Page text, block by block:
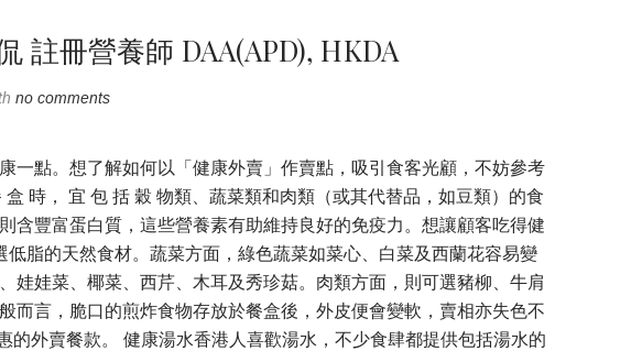
註冊營養師 DAA(APD), HKDA
no comments
一點。想了解如何以「健康外賣」作賣點，吸引食客光顧，不妨參考
時， 宜 包 括 穀 物類、蔬菜類和肉類（或其代替品，如豆類）的食
含豐富蛋白質，這些營養素有助維持良好的免疫力。想讓顧客吃得健
脂的天然食材。蔬菜方面，綠色蔬菜如菜心、白菜及西蘭花容易變
娃菜、椰菜、西芹、木耳及秀珍菇。肉類方面，則可選豬柳、牛肩
而言，脆口的煎炸食物存放於餐盒後，外皮便會變軟，賣相亦失色不
外賣餐款。 健康湯水香港人喜歡湯水，不少食肆都提供包括湯水的